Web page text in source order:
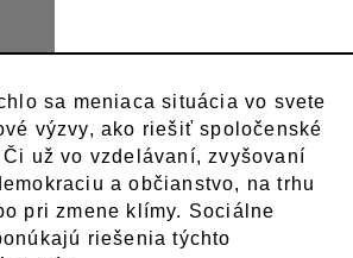
sa meniaca situácia vo svete
výzvy, ako riešiť spoločenské
Či už vo vzdelávaní, zvyšovaní
a občianstvo, na trhu
pri zmene klímy. Sociálne
riešenia týchto